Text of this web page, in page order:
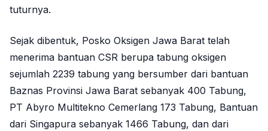
tuturnya.
Sejak dibentuk, Posko Oksigen Jawa Barat telah
menerima bantuan CSR berupa tabung oksigen
sejumlah 2239 tabung yang bersumber dari bantuan
Baznas Provinsi Jawa Barat sebanyak 400 Tabung,
PT Abyro Multitekno Cemerlang 173 Tabung, Bantuan
dari Singapura sebanyak 1466 Tabung, dan dari